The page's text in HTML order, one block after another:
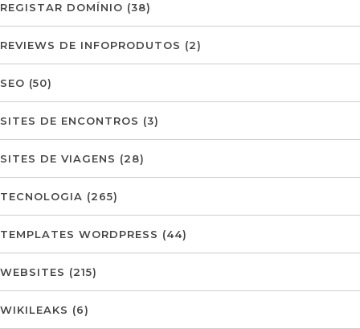
REGISTAR DOMÍNIO (38)
REVIEWS DE INFOPRODUTOS (2)
SEO (50)
SITES DE ENCONTROS (3)
SITES DE VIAGENS (28)
TECNOLOGIA (265)
TEMPLATES WORDPRESS (44)
WEBSITES (215)
WIKILEAKS (6)